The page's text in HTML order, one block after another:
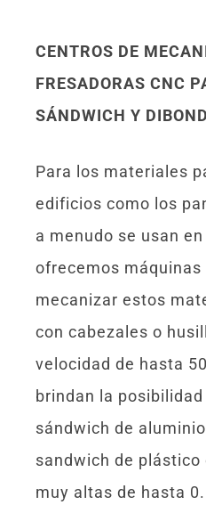
CENTROS DE
FRESADORAS CNC
SÁNDWICH Y DIBOND
Para los materiales
edificios como los
a menudo se usan
ofrecemos máquinas
mecanizar estos
con cabezales o
velocidad de hasta
brindan la
sándwich de
sandwich de plástico
muy altas de hasta